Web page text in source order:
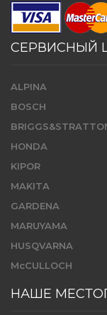
СЕРВИСНЫЙ
ALPINA
BOSCH
HONDA
KIPOR
MAKITA
GARDENA
MARUYAMA
HUSQVARNA
McCULLOCH
НАШЕ